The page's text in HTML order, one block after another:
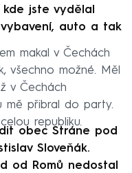
jste vydělal
auto a tak
makal v Čechách
všechno možné. Měl
v Čechách
mě přibral do party.
republiku.
obec Stráne pod
Sloveňák.
od Romů nedostal